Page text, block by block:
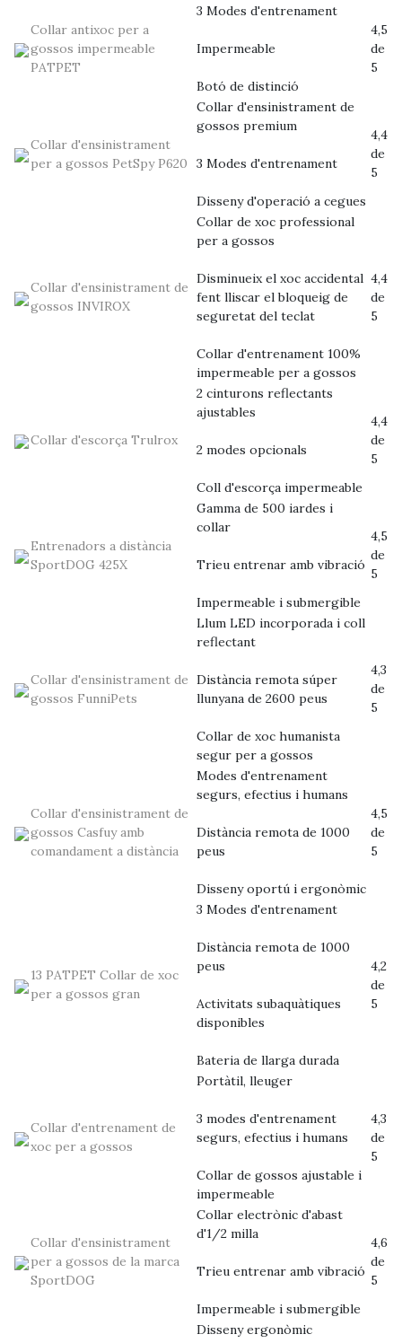
Collar antixoc per a
gossos impermeable
PATPET
3 Modes d'entrenament
Impermeable
Botó de distinció
4,5
de
5
Collar d'ensinistrament
per a gossos PetSpy P620
Collar d'ensinistrament de
gossos premium
3 Modes d'entrenament
Disseny d'operació a cegues
4,4
de
5
Collar d'ensinistrament de
gossos INVIROX
Collar de xoc professional
per a gossos
Disminueix el xoc accidental
fent lliscar el bloqueig de
seguretat del teclat
Collar d'entrenament 100%
impermeable per a gossos
4,4
de
5
Collar d'escorça Trulrox
2 cinturons reflectants
ajustables
2 modes opcionals
Coll d'escorça impermeable
4,4
de
5
Entrenadors a distància
SportDOG 425X
Gamma de 500 iardes i
collar
Trieu entrenar amb vibració
Impermeable i submergible
4,5
de
5
Collar d'ensinistrament de
gossos FunniPets
Llum LED incorporada i coll
reflectant
Distància remota súper
llunyana de 2600 peus
Collar de xoc humanista
segur per a gossos
4,3
de
5
Collar d'ensinistrament de
gossos Casfuy amb
comandament a distància
Modes d'entrenament
segurs, efectius i humans
Distància remota de 1000
peus
Disseny oportú i ergonòmic
4,5
de
5
13 PATPET Collar de xoc
per a gossos gran
3 Modes d'entrenament
Distància remota de 1000
peus
Activitats subaquàtiques
disponibles
Bateria de llarga durada
4,2
de
5
Collar d'entrenament de
xoc per a gossos
Portàtil, lleuger
3 modes d'entrenament
segurs, efectius i humans
Collar de gossos ajustable i
impermeable
4,3
de
5
Collar d'ensinistrament
per a gossos de la marca
SportDOG
Collar electrònic d'abast
d'1/2 milla
Trieu entrenar amb vibració
Impermeable i submergible
4,6
de
5
Disseny ergonòmic